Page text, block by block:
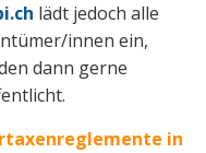
lädt jedoch alle
innen ein,
dann gerne
in